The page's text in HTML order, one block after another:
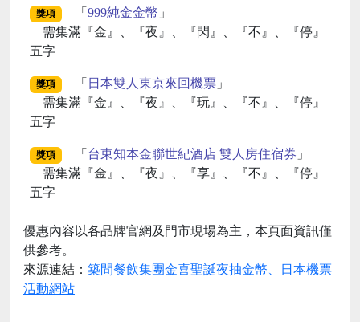
獎項 「 999純金金幣 」
需集滿『金』、『夜』、『閃』、『不』、『停』
五字
獎項 「 日本雙人東京來回機票」
需集滿『金』、『夜』、『玩』、『不』、『停』
五字
獎項 「 台東知本金聯世紀酒店 雙人房住宿券 」
需集滿『金』、『夜』、『享』、『不』、『停』
五字
優惠內容以各品牌官網及門市現場為主，本頁面資訊僅
供參考。
來源連結： 築間餐飲集團金喜聖誕夜抽金幣、日本機票
活動網站